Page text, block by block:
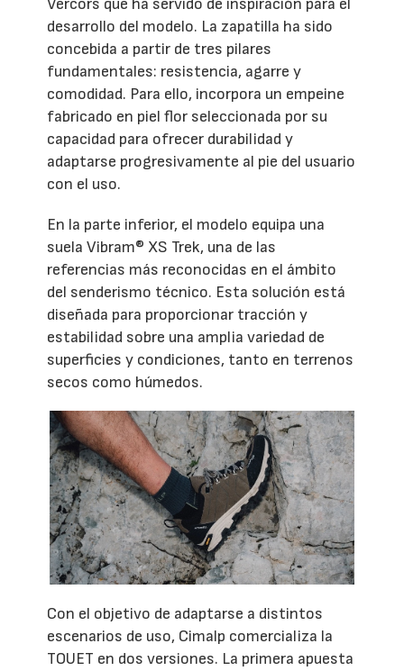
Vercors que ha servido de inspiración para el
desarrollo del modelo. La zapatilla ha sido
concebida a partir de tres pilares
fundamentales: resistencia, agarre y
comodidad. Para ello, incorpora un empeine
fabricado en piel flor seleccionada por su
capacidad para ofrecer durabilidad y
adaptarse progresivamente al pie del usuario
con el uso.
En la parte inferior, el modelo equipa una
suela Vibram® XS Trek, una de las
referencias más reconocidas en el ámbito
del senderismo técnico. Esta solución está
diseñada para proporcionar tracción y
estabilidad sobre una amplia variedad de
superficies y condiciones, tanto en terrenos
secos como húmedos.
Con el objetivo de adaptarse a distintos
escenarios de uso, Cimalp comercializa la
TOUET en dos versiones. La primera apuesta